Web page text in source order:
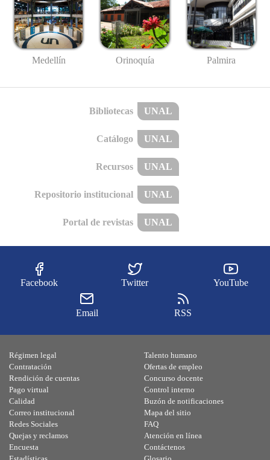
Medellín Orinoquía Palmira
Bibliotecas UNAL
Catálogo UNAL
Recursos UNAL
Repositorio institucional UNAL
Portal de revistas UNAL
Facebook Twitter YouTube
Email RSS
Régimen legal
Contratación
Rendición de cuentas
Pago virtual
Calidad
Talento humano
Ofertas de empleo
Concurso docente
Control interno
Buzón de notificaciones
Correo institucional
Redes Sociales
Quejas y reclamos
Encuesta
Mapa del sitio
FAQ
Atención en línea
Contáctenos